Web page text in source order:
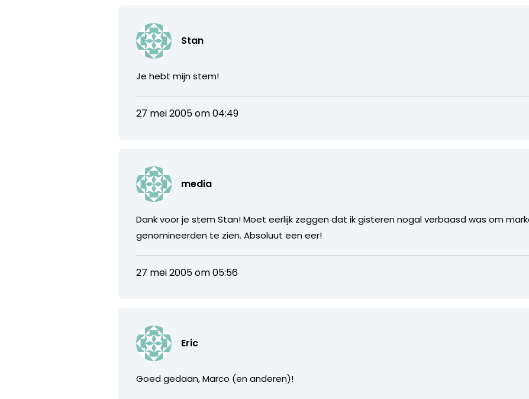
Stan
Je hebt mijn stem!
27 mei 2005 om 04:49
media
Dank voor je stem Stan! Moet eerlijk zeggen dat ik gisteren nogal verbaasd was om
genomineerden te zien. Absoluut een eer!
27 mei 2005 om 05:56
Eric
Goed gedaan, Marco (en anderen)!